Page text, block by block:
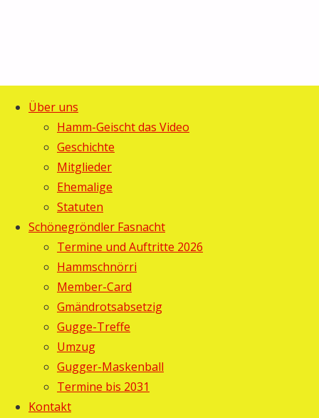
Über uns
Hamm-Geischt das Video
Geschichte
Mitglieder
Ehemalige
Statuten
Schönegröndler Fasnacht
Termine und Auftritte 2026
Hammschnörri
Member-Card
Gmändrotsabsetzig
Gugge-Treffe
Umzug
Gugger-Maskenball
Termine bis 2031
Kontakt
Start
Allgemein
Umzug und
Gugger-
Maskenball!
Umzug
und
Gugger-
Maskenball!
Gebi16.
Februar
201316.
Februar
2013
Allgemein/
Lömpe, Schönengrund